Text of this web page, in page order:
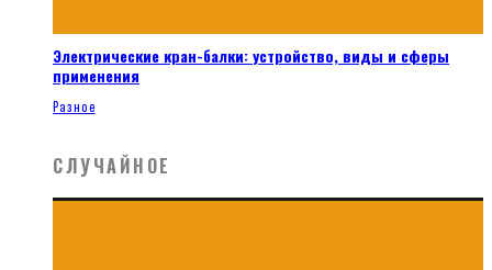
Электрические кран-балки: устройство, виды и сферы
применения
Разное
СЛУЧАЙНОЕ